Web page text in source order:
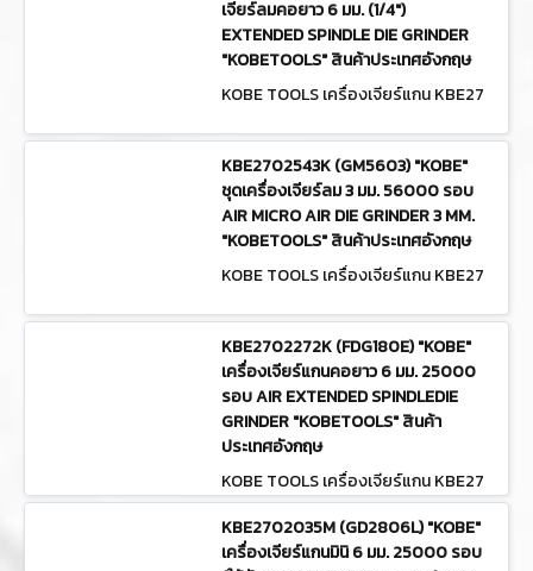
เจียร์ลมคอยาว 6 มม. (1/4")
EXTENDED SPINDLE DIE GRINDER
"KOBETOOLS" สินค้าประเทศอังกฤษ
KOBE TOOLS เครื่องเจียร์แกน KBE27
KBE2702543K (GM5603) "KOBE"
ชุดเครื่องเจียร์ลม 3 มม. 56000 รอบ
AIR MICRO AIR DIE GRINDER 3 MM.
"KOBETOOLS" สินค้าประเทศอังกฤษ
KOBE TOOLS เครื่องเจียร์แกน KBE27
KBE2702272K (FDG180E) "KOBE"
เครื่องเจียร์แกนคอยาว 6 มม. 25000
รอบ AIR EXTENDED SPINDLEDIE
GRINDER "KOBETOOLS" สินค้า
ประเทศอังกฤษ
KOBE TOOLS เครื่องเจียร์แกน KBE27
02272K (FDG180E)
KBE2702035M (GD2806L) "KOBE"
เครื่องเจียร์แกนมินิ 6 มม. 25000 รอบ